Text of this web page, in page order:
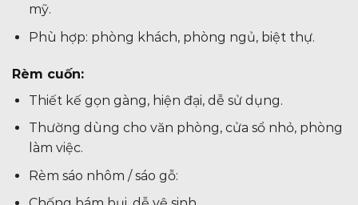
mỹ.
Phù hợp: phòng khách, phòng ngủ, biệt thự.
Rèm cuốn:
Thiết kế gọn gàng, hiện đại, dễ sử dụng.
Thường dùng cho văn phòng, cửa sổ nhỏ, phòng
làm việc.
Rèm sáo nhôm / sáo gỗ: